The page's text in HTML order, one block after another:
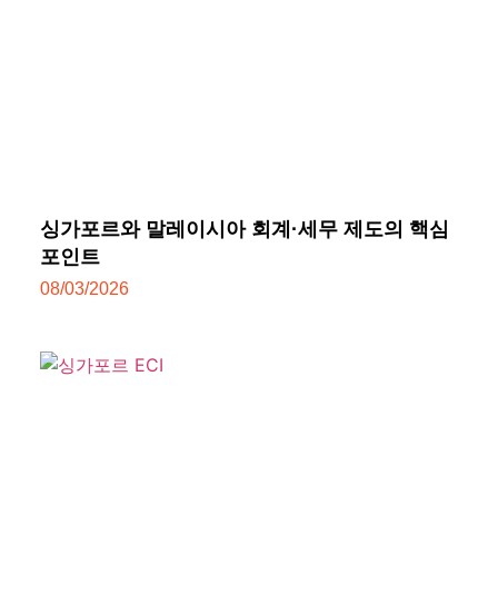
싱가포르와 말레이시아 회계·세무 제도의 핵심
포인트
08/03/2026